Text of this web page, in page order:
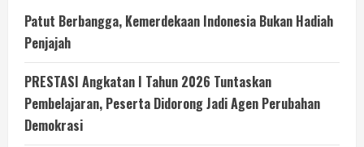
Patut Berbangga, Kemerdekaan Indonesia Bukan Hadiah
Penjajah
PRESTASI Angkatan I Tahun 2026 Tuntaskan
Pembelajaran, Peserta Didorong Jadi Agen Perubahan
Demokrasi